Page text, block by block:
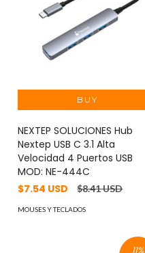
NEXTEP SOLUCIONES Hub
Nextep USB C 3.1 Alta
Velocidad 4 Puertos USB
MOD: NE-444C
$7.54 USD
$8.41 USD
MOUSES Y TECLADOS
11%